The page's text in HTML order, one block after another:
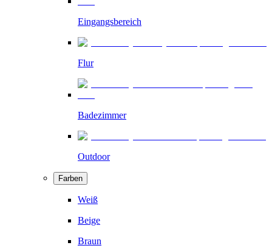
Eingangsbereich
Flur
Badezimmer
Outdoor
Farben
Weiß
Beige
Braun